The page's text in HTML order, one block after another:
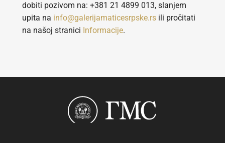
dobiti pozivom na: +381 21 4899 013, slanjem
upita na info@galerijamaticesrpske.rsili pročitati
na našoj stranici Informacije.